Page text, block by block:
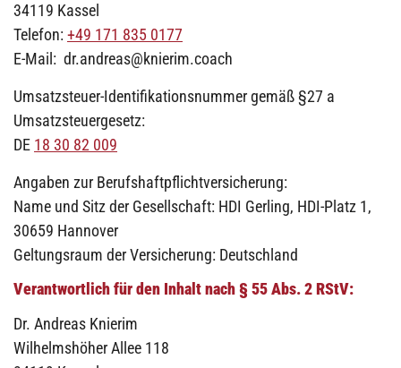
34119 Kassel
Telefon: +49 171 835 0177
E-Mail: dr.andreas@knierim.coach
Umsatzsteuer-Identifikationsnummer gemäß §27 a
Umsatzsteuergesetz:
DE 18 30 82 009
Angaben zur Berufshaftpflichtversicherung:
Name und Sitz der Gesellschaft: HDI Gerling, HDI-Platz 1,
30659 Hannover
Geltungsraum der Versicherung: Deutschland
Verantwortlich für den Inhalt nach § 55 Abs. 2 RStV:
Dr. Andreas Knierim
Wilhelmshöher Allee 118